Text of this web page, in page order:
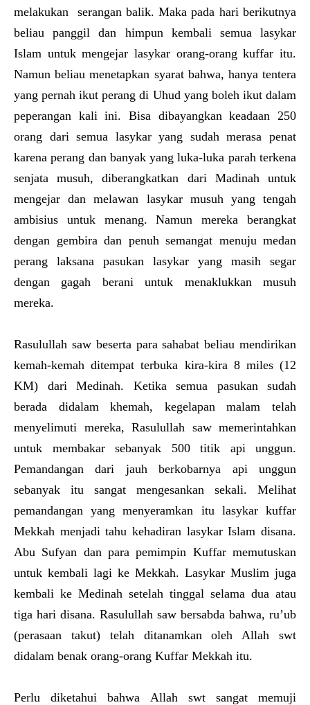
melakukan serangan balik. Maka pada hari berikutnya
beliau panggil dan himpun kembali semua lasykar
Islam untuk mengejar lasykar orang-orang kuffar itu.
Namun beliau menetapkan syarat bahwa, hanya tentera
yang pernah ikut perang di Uhud yang boleh ikut dalam
peperangan kali ini. Bisa dibayangkan keadaan 250
orang dari semua lasykar yang sudah merasa penat
karena perang dan banyak yang luka-luka parah terkena
senjata musuh, diberangkatkan dari Madinah untuk
mengejar dan melawan lasykar musuh yang tengah
ambisius untuk menang. Namun mereka berangkat
dengan gembira dan penuh semangat menuju medan
perang laksana pasukan lasykar yang masih segar
dengan gagah berani untuk menaklukkan musuh
mereka.
Rasulullah saw beserta para sahabat beliau mendirikan
kemah-kemah ditempat terbuka kira-kira 8 miles (12
KM) dari Medinah. Ketika semua pasukan sudah
berada didalam khemah, kegelapan malam telah
menyelimuti mereka, Rasulullah saw memerintahkan
untuk membakar sebanyak 500 titik api unggun.
Pemandangan dari jauh berkobarnya api unggun
sebanyak itu sangat mengesankan sekali. Melihat
pemandangan yang menyeramkan itu lasykar kuffar
Mekkah menjadi tahu kehadiran lasykar Islam disana.
Abu Sufyan dan para pemimpin Kuffar memutuskan
untuk kembali lagi ke Mekkah. Lasykar Muslim juga
kembali ke Medinah setelah tinggal selama dua atau
tiga hari disana. Rasulullah saw bersabda bahwa, ru’ub
(perasaan takut) telah ditanamkan oleh Allah swt
didalam benak orang-orang Kuffar Mekkah itu.
Perlu diketahui bahwa Allah swt sangat memuji